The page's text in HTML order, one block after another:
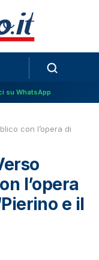
su WhatsApp
con l’opera di
l’opera
e il